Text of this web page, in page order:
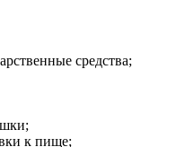
средства;
к пище;